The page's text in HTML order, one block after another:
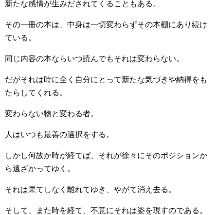
新たな感情が生みだされてくることもある。
その一冊の本は、中身は一切変わらずその本棚にあり続け
ている。
同じ内容の本ならいつ読んでもそれは変わらない。
だがそれは時に全く自分にとって新たな気づきや納得をも
たらしてくれる。
変わらない物と変わる者。
人はいつも最善の選択をする。
しかし何故か時が経てば、それが徐々にそのポジションか
ら遠ざかってゆく。
それは果てしなく離れてゆき、やがて消え去る。
そして、また時を経て、不意にそれは姿を現すのである。